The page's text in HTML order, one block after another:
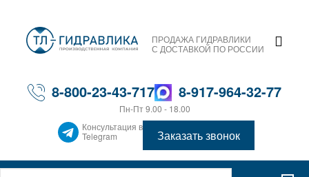
ПРОДАЖА ГИДРАВЛИКИ
С ДОСТАВКОЙ ПО РОССИИ
8-800-23-43-717 8-917-964-32-77
Пн-Пт 9.00 - 18.00
Консультация в
Telegram
Заказать звонок